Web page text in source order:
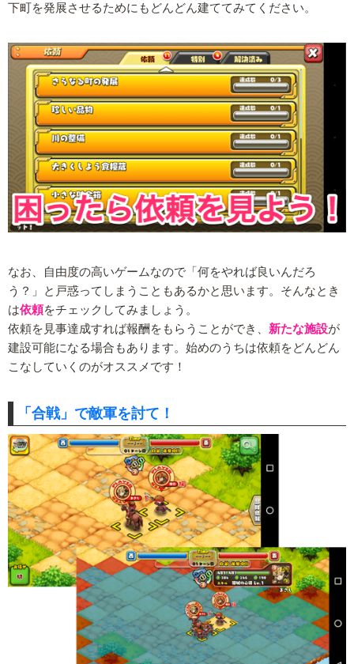
下町を発展させるためにもどんどん建ててみてください。
なお、自由度の高いゲームなので「何をやれば良いんだろ
う？」と戸惑ってしまうこともあるかと思います。そんなとき
は依頼をチェックしてみましょう。
依頼を見事達成すれば報酬をもらうことができ、 新たな施設が
建設可能になる場合もあります。始めのうちは依頼をどんどん
こなしていくのがオススメです！
「合戦」で敵軍を討て！